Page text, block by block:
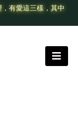
有愛這三樣，其中